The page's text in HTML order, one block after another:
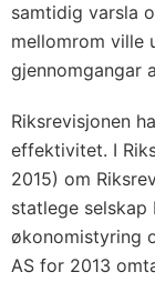
samtidig varsla
mellomrom ville
gjennomgangar
Riksrevisjonen
effektivitet. I
2015) om
statlege
økonomistyring
AS for 2013